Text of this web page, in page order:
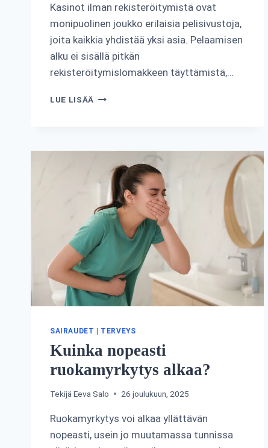
Kasinot ilman rekisteröitymistä ovat
monipuolinen joukko erilaisia pelisivustoja,
joita kaikkia yhdistää yksi asia. Pelaamisen
alku ei sisällä pitkän
rekisteröitymislomakkeen täyttämistä,…
LUE LISÄÄ KUINKA
SAIRAUDET TERVEYS
Kuinka nopeasti
ruokamyrkytys alkaa?
Tekijä Eeva Salo 26 joulukuun, 2025
Ruokamyrkytys voi alkaa yllättävän
nopeasti, usein jo muutamassa tunnissa